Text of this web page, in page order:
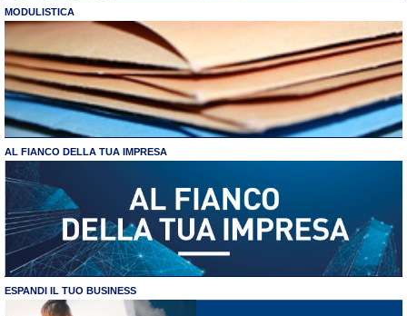
MODULISTICA
AL FIANCO DELLA TUA IMPRESA
ESPANDI IL TUO BUSINESS